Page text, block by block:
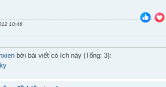
10:46
bởi bài viết có ích này (Tổng: 3):